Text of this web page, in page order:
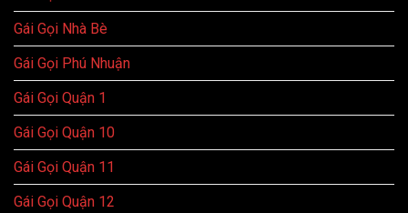
Gái Gọi Nhà Bè
Gái Gọi Phú Nhuận
Gái Gọi Quận 1
Gái Gọi Quận 10
Gái Gọi Quận 11
Gái Gọi Quận 12